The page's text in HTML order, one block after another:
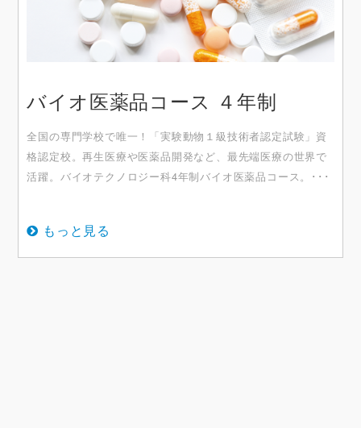
バイオ医薬品コース ４年制
全国の専門学校で唯一！「実験動物１級技術者認定試験」資
格認定校。再生医療や医薬品開発など、最先端医療の世界で
活躍。バイオテクノロジー科4年制バイオ医薬品コース。･･･
もっと見る